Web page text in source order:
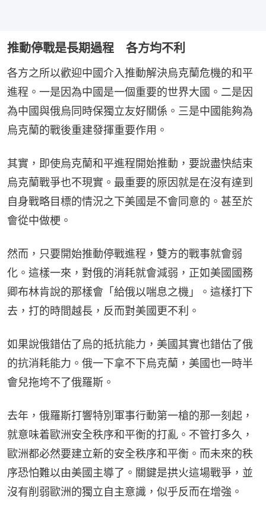
推動停戰是長期過程 各方均不利
各方之所以歡迎中國介入推動解決烏克蘭危機的和平
進程。一是因為中國是一個重要的世界大國。二是因
為中國與俄烏同時保獨立友好關係。三是中國能夠為
烏克蘭的戰後重建發揮重要作用。
其實，即使烏克蘭和平進程開始推動，要說盡快結束
烏克蘭戰爭也不現實。最重要的原因就是在沒有達到
自身戰略目標的情況之下美國是不會同意的。甚至於
會從中做梗。
然而，只要開始推動停戰進程，雙方的戰事就會弱
化。這樣一來，對俄的消耗就會減弱，正如美國國務
卿布林肯說的那樣會「給俄以喘息之機」。這樣打下
去，打的時間越長，反而對美國更不利。
如果說俄錯估了烏的抵抗能力，美國其實也錯估了俄
的抗消耗能力。俄一下拿不下烏克蘭，美國也一時半
會兒拖垮不了俄羅斯。
去年，俄羅斯打響特別軍事行動第一槍的那一刻起，
就意味着歐洲安全秩序和平衡的打亂。不管打多久，
歐洲都必然要建立新的安全秩序和平衡。而未來的秩
序恐怕難以由美國主導了。關鍵是拱火這場戰爭，並
沒有削弱歐洲的獨立自主意識，似乎反而在增強。